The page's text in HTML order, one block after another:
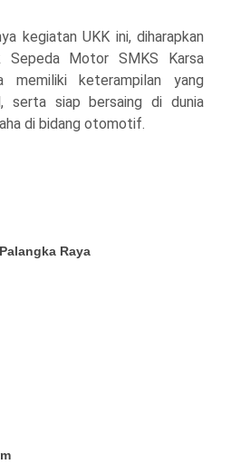
kegiatan UKK ini, diharapkan
Sepeda Motor SMKS Karsa
memiliki keterampilan yang
serta siap bersaing di dunia
di bidang otomotif.
Raya